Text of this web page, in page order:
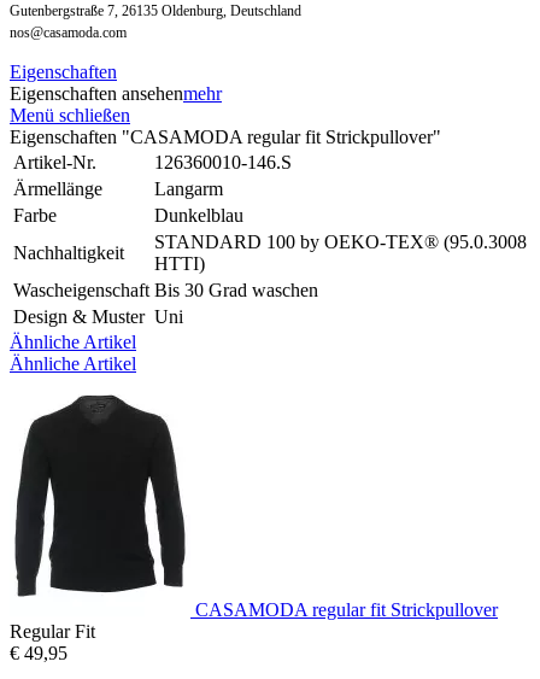
Gutenbergstraße 7, 26135 Oldenburg, Deutschland
nos@casamoda.com
Eigenschaften
Eigenschaften ansehenmehr
Menü schließen
Eigenschaften "CASAMODA regular fit Strickpullover"
Artikel-Nr.
126360010-146.S
Ärmellänge
Langarm
Farbe
Dunkelblau
Nachhaltigkeit
STANDARD 100 by OEKO-TEX® (95.0.3008
HTTI)
Wascheigenschaft Bis 30 Grad waschen
Design & Muster Uni
Ähnliche Artikel
Ähnliche Artikel
CASAMODA regular fit Strickpullover
Regular Fit
€ 49,95